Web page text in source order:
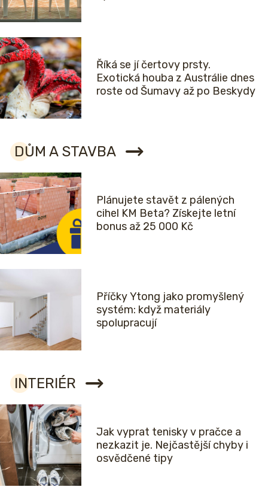
Říká se jí čertovy prsty.
Exotická houba z Austrálie dnes
roste od Šumavy až po Beskydy
DŮM A STAVBA
Plánujete stavět z pálených
cihel KM Beta? Získejte letní
bonus až 25 000 Kč
Příčky Ytong jako promyšlený
systém: když materiály
spolupracují
INTERIÉR
Jak vyprat tenisky v pračce a
nezkazit je. Nejčastější chyby i
osvědčené tipy